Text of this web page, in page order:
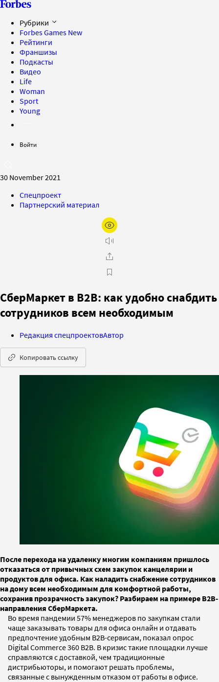
Рубрики
Forbes Games New
Рейтинги
Франшизы
Подкасты
Видео
Life
Woman
Sport
Young
Войти
30 November 2021
Спецпроект
Партнерский материал
СберМаркет в B2B: как удобно снабдить
сотрудников всем необходимым
Редакция спецпроектовАвтор
Копировать ссылку
После перехода на удаленку многим компаниям пришлось
отказаться от привычных схем закупок канцелярии и
продуктов для офиса. Как наладить снабжение сотрудников
на дому всем необходимым для комфортной работы,
сохранив прозрачность закупок? Разбираем на примере B2B-
направления СберМаркета.
Во время пандемии 57% менеджеров по закупкам стали
чаще заказывать товары для офиса онлайн и отдавать
предпочтение удобным B2B-сервисам, показал опрос
Digital Commerce 360 B2B. В кризис такие площадки лучше
справляются с доставкой, чем традиционные
дистрибьюторы, и помогают решать проблемы,
связанные с вынужденным отказом от работы в офисе.